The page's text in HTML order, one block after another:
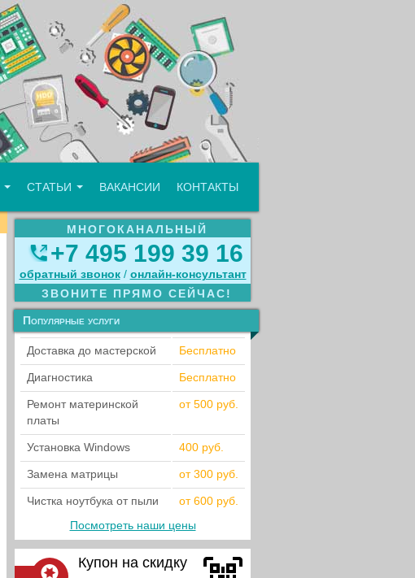
СТАТЬИ ВАКАНСИИ КОНТАКТЫ
МНОГОКАНАЛЬНЫЙ
+7 495 199 39 16
обратный звонок / онлайн‑консультант
ЗВОНИТЕ ПРЯМО СЕЙЧАС!
Популярные услуги
Доставка до мастерской Бесплатно
Диагностика Бесплатно
Ремонт материнской
платы
от 500 руб.
Установка Windows 400 руб.
Замена матрицы от 300 руб.
Чистка ноутбука от пыли
от 600 руб.
Посмотреть наши цены
Купон на скидку